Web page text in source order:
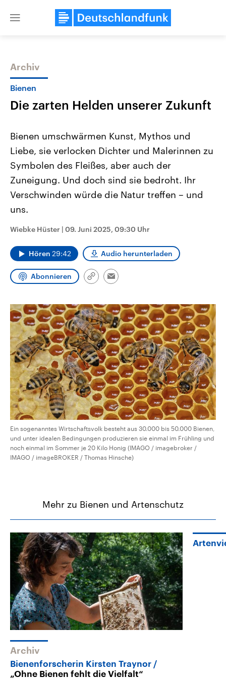
Close
Themen
Landtagswahl Sachsen-Anhalt
2026
Alle Informationen
Sachsen-Anhalt wählt am 6.
September 2026 einen neuen
Bundesland von einer Koalition aus
CDU, SPD und FDP regiert.-
Wahlprogramme, aktuelle Berichte
und Hintergründe zu den Parteien
Wahl.
USA
Aktuelle Beiträge,
Hintergründe
Wirtschaftlich und
mit großem Einfluss auf
aktuelle Weltgeschehen.
Sendungen Programm Podcasts
Audio-Archiv
Archiv
Bienen
Die zarten Helden unserer Zukunft
Bienen umschwärmen Kunst, Mythos und
Liebe, sie verlocken Dichter und Malerinnen zu
Symbolen des Fleißes, aber auch der
Zuneigung. Und doch sind sie bedroht. Ihr
Verschwinden würde die Natur treffen – und
uns.
Wiebke Hüster | 09. Juni 2025, 09:30 Uhr
Hören 29:42 Audio herunterladen
Abonnieren
Link
Email
Ein sogenanntes Wirtschaftsvolk besteht aus 30.000 bis 50.000 Bienen,
und unter idealen Bedingungen produzieren sie einmal im Frühling und
noch einmal im Sommer je 20 Kilo Honig (IMAGO / imagebroker /
IMAGO / imageBROKER / Thomas Hinsche)
Mehr zu Bienen und Artenschutz
Archiv
Bienenforscherin Kirsten Traynor
„Ohne Bienen fehlt die Vielfalt“